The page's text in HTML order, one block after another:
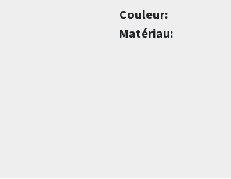
Couleur:
Matériau: